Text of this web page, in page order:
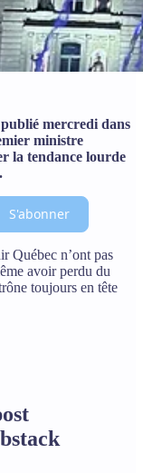
publié mercredi dans
ministre
la tendance lourde
S'abonner
Québec n’ont pas
avoir perdu du
toujours en tête